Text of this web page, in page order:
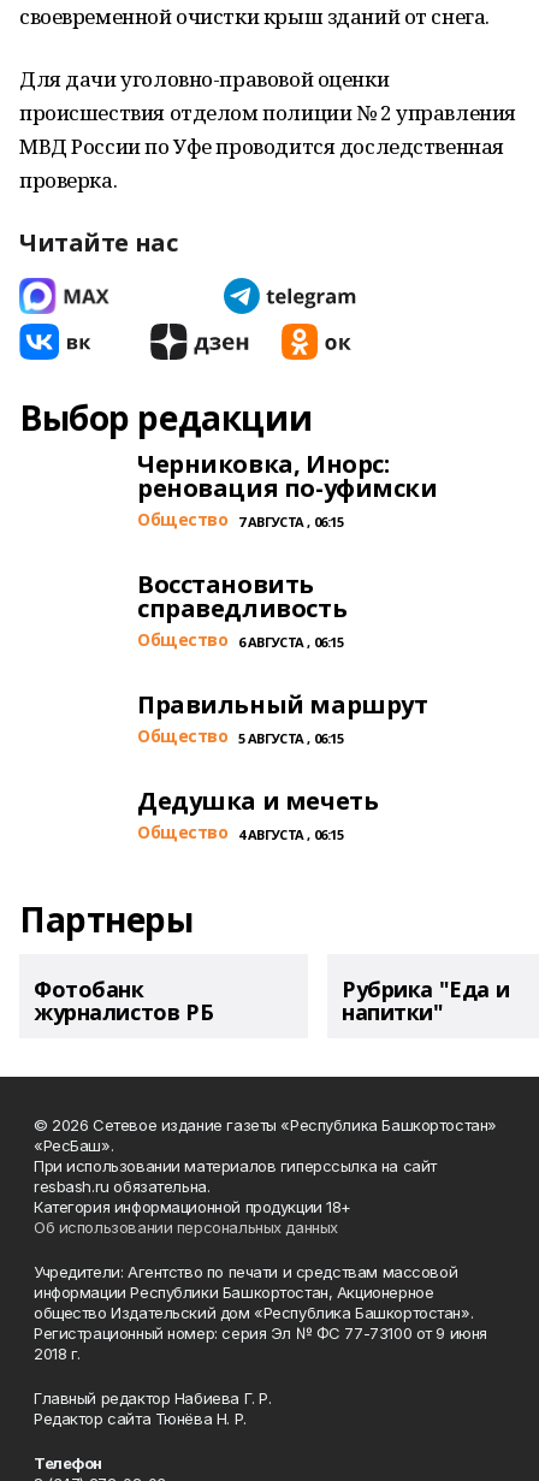
своевременной очистки крыш зданий от снега.
Для дачи уголовно-правовой оценки
происшествия отделом полиции № 2 управления
МВД России по Уфе проводится доследственная
проверка.
Читайте нас
Выбор редакции
Черниковка, Инорс:
реновация по-уфимски
Общество 7 АВГУСТА , 06:15
Восстановить
справедливость
Общество 6 АВГУСТА , 06:15
Правильный маршрут
Общество 5 АВГУСТА , 06:15
Дедушка и мечеть
Общество 4 АВГУСТА , 06:15
Партнеры
Фотобанк
журналистов РБ
Рубрика "Еда и
напитки"
© 2026 Сетевое издание газеты «Республика Башкортостан»
«РесБаш».
При использовании материалов гиперссылка на сайт
resbash.ru обязательна.
Категория информационной продукции 18+
Об использовании персональных данных
Учредители: Агентство по печати и средствам массовой
информации Республики Башкортостан, Акционерное
общество Издательский дом «Республика Башкортостан».
Регистрационный номер: серия Эл № ФС 77-73100 от 9 июня
2018 г.
Главный редактор Набиева Г. Р.
Редактор сайта Тюнёва Н. Р.
Телефон